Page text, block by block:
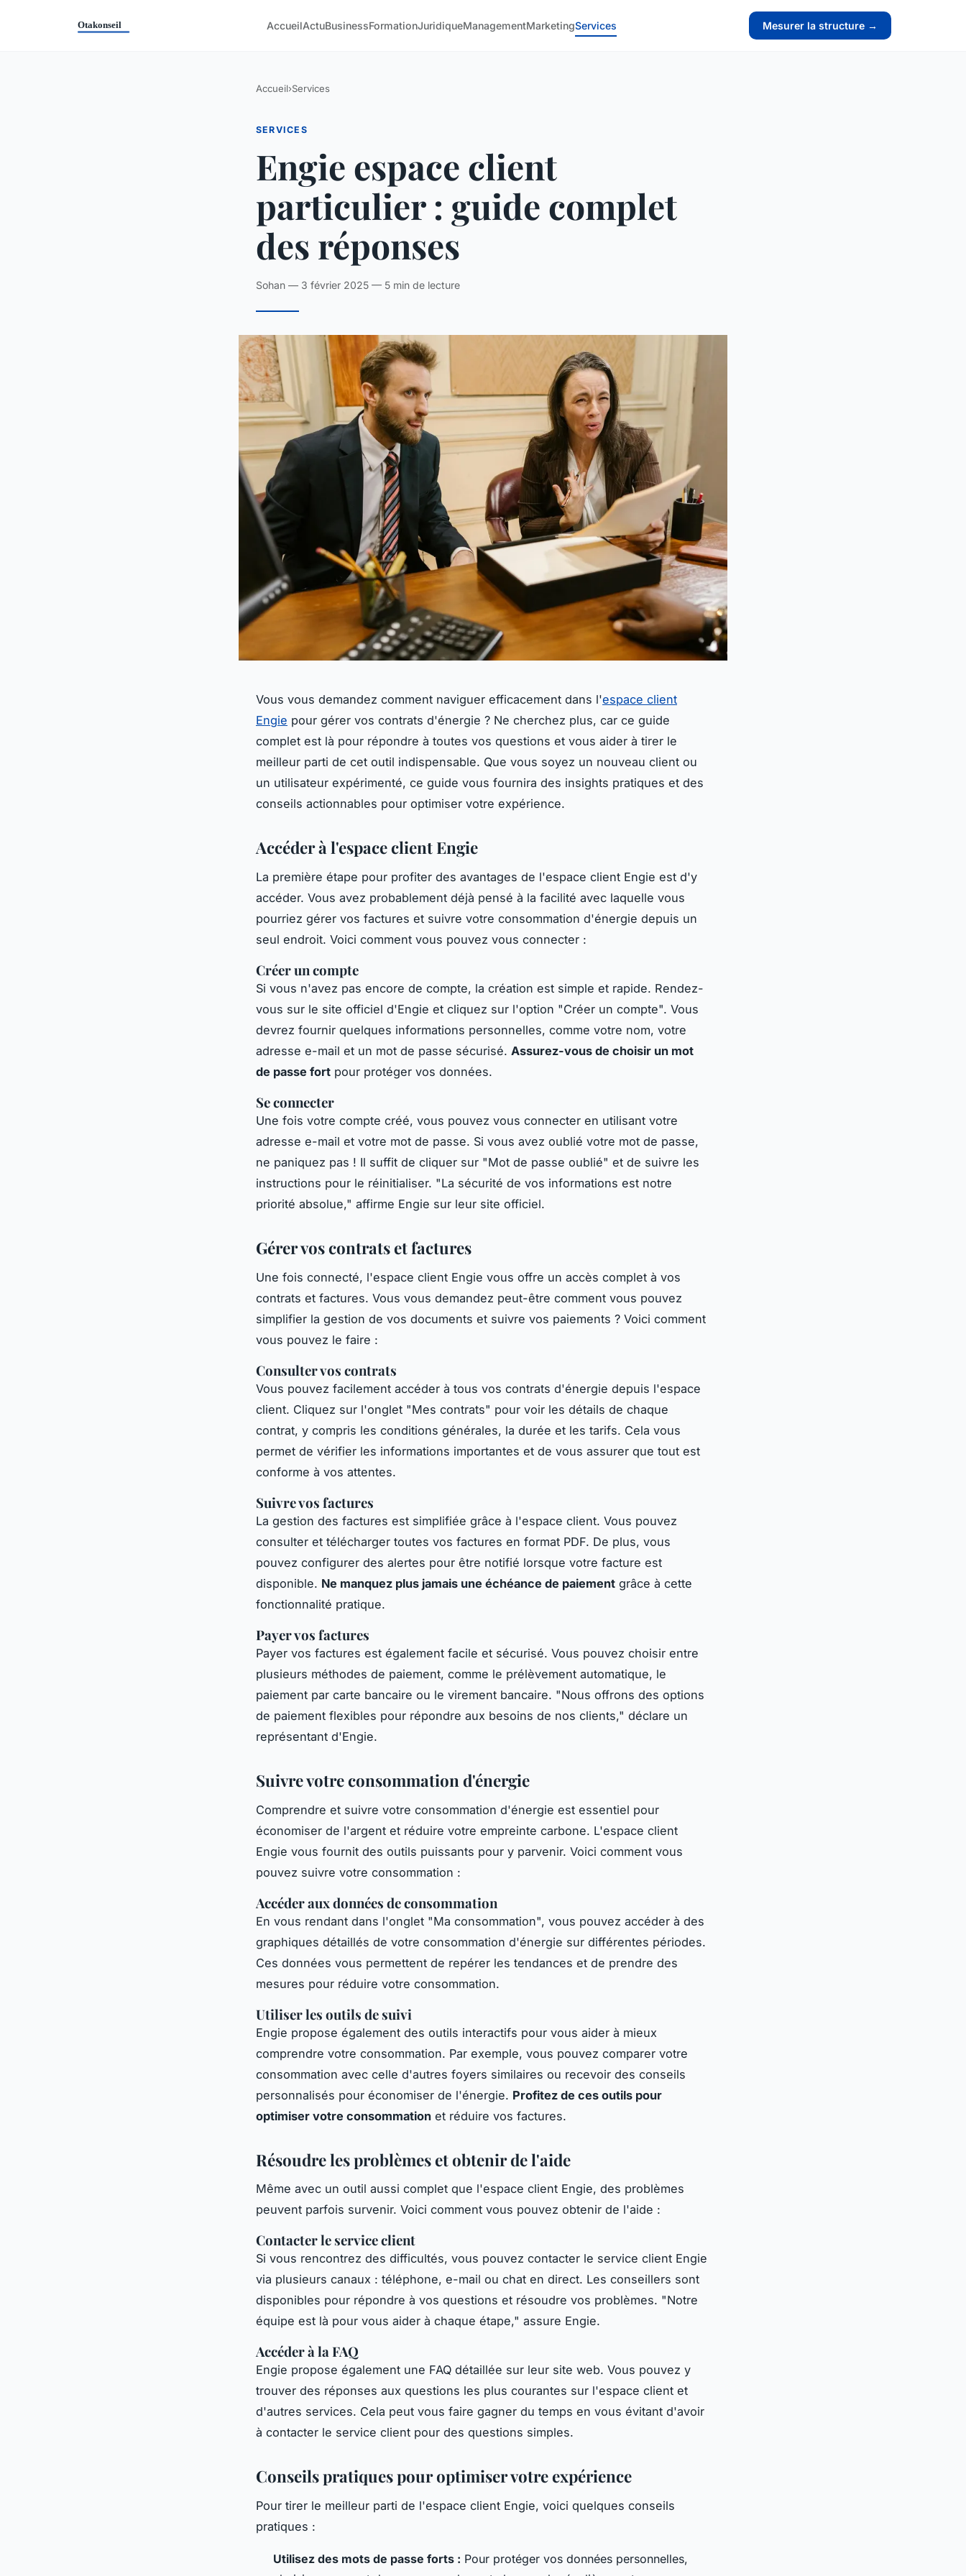
AccueilActuBusinessFormationJuridiqueManagementMarketingServices Mesurer la structure →
Accueil›Services
SERVICES
Engie espace client
particulier : guide complet
des réponses
Sohan — 3 février 2025 — 5 min de lecture
Vous vous demandez comment naviguer efficacement dans l'espace client
Engie pour gérer vos contrats d'énergie ? Ne cherchez plus, car ce guide
complet est là pour répondre à toutes vos questions et vous aider à tirer le
meilleur parti de cet outil indispensable. Que vous soyez un nouveau client ou
un utilisateur expérimenté, ce guide vous fournira des insights pratiques et des
conseils actionnables pour optimiser votre expérience.
Accéder à l'espace client Engie
La première étape pour profiter des avantages de l'espace client Engie est d'y
accéder. Vous avez probablement déjà pensé à la facilité avec laquelle vous
pourriez gérer vos factures et suivre votre consommation d'énergie depuis un
seul endroit. Voici comment vous pouvez vous connecter :
Créer un compte
Si vous n'avez pas encore de compte, la création est simple et rapide. Rendez-
vous sur le site officiel d'Engie et cliquez sur l'option "Créer un compte". Vous
devrez fournir quelques informations personnelles, comme votre nom, votre
adresse e-mail et un mot de passe sécurisé. Assurez-vous de choisir un mot
de passe fort pour protéger vos données.
Se connecter
Une fois votre compte créé, vous pouvez vous connecter en utilisant votre
adresse e-mail et votre mot de passe. Si vous avez oublié votre mot de passe,
ne paniquez pas ! Il suffit de cliquer sur "Mot de passe oublié" et de suivre les
instructions pour le réinitialiser. "La sécurité de vos informations est notre
priorité absolue," affirme Engie sur leur site officiel.
Gérer vos contrats et factures
Une fois connecté, l'espace client Engie vous offre un accès complet à vos
contrats et factures. Vous vous demandez peut-être comment vous pouvez
simplifier la gestion de vos documents et suivre vos paiements ? Voici comment
vous pouvez le faire :
Consulter vos contrats
Vous pouvez facilement accéder à tous vos contrats d'énergie depuis l'espace
client. Cliquez sur l'onglet "Mes contrats" pour voir les détails de chaque
contrat, y compris les conditions générales, la durée et les tarifs. Cela vous
permet de vérifier les informations importantes et de vous assurer que tout est
conforme à vos attentes.
Suivre vos factures
La gestion des factures est simplifiée grâce à l'espace client. Vous pouvez
consulter et télécharger toutes vos factures en format PDF. De plus, vous
pouvez configurer des alertes pour être notifié lorsque votre facture est
disponible. Ne manquez plus jamais une échéance de paiement grâce à cette
fonctionnalité pratique.
Payer vos factures
Payer vos factures est également facile et sécurisé. Vous pouvez choisir entre
plusieurs méthodes de paiement, comme le prélèvement automatique, le
paiement par carte bancaire ou le virement bancaire. "Nous offrons des options
de paiement flexibles pour répondre aux besoins de nos clients," déclare un
représentant d'Engie.
Suivre votre consommation d'énergie
Comprendre et suivre votre consommation d'énergie est essentiel pour
économiser de l'argent et réduire votre empreinte carbone. L'espace client
Engie vous fournit des outils puissants pour y parvenir. Voici comment vous
pouvez suivre votre consommation :
Accéder aux données de consommation
En vous rendant dans l'onglet "Ma consommation", vous pouvez accéder à des
graphiques détaillés de votre consommation d'énergie sur différentes périodes.
Ces données vous permettent de repérer les tendances et de prendre des
mesures pour réduire votre consommation.
Utiliser les outils de suivi
Engie propose également des outils interactifs pour vous aider à mieux
comprendre votre consommation. Par exemple, vous pouvez comparer votre
consommation avec celle d'autres foyers similaires ou recevoir des conseils
personnalisés pour économiser de l'énergie. Profitez de ces outils pour
optimiser votre consommation et réduire vos factures.
Résoudre les problèmes et obtenir de l'aide
Même avec un outil aussi complet que l'espace client Engie, des problèmes
peuvent parfois survenir. Voici comment vous pouvez obtenir de l'aide :
Contacter le service client
Si vous rencontrez des difficultés, vous pouvez contacter le service client Engie
via plusieurs canaux : téléphone, e-mail ou chat en direct. Les conseillers sont
disponibles pour répondre à vos questions et résoudre vos problèmes. "Notre
équipe est là pour vous aider à chaque étape," assure Engie.
Accéder à la FAQ
Engie propose également une FAQ détaillée sur leur site web. Vous pouvez y
trouver des réponses aux questions les plus courantes sur l'espace client et
d'autres services. Cela peut vous faire gagner du temps en vous évitant d'avoir
à contacter le service client pour des questions simples.
Conseils pratiques pour optimiser votre expérience
Pour tirer le meilleur parti de l'espace client Engie, voici quelques conseils
pratiques :
Utilisez des mots de passe forts : Pour protéger vos données personnelles,